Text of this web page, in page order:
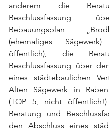
anderem die
Beschlussfassung
Bebauungsplan
(ehemaliges
öffentlich), die
Beschlussfassung über
eines städtebaulichen
Alten Sägewerk in
(TOP 5, nicht
Beratung und
den Abschluss eines